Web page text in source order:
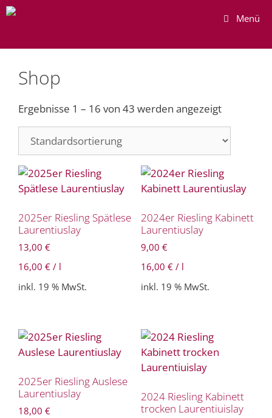
Zum
Menü
Shop
Ergebnisse 1 – 16 von 43 werden angezeigt
2025er Riesling Spätlese
Laurentiuslay
13,00 €
16,00 € / l
inkl. 19 % MwSt.
2024er Riesling Kabinett
Laurentiuslay
9,00 €
16,00 €/ l
inkl. 19 % MwSt.
2025er Riesling Auslese
Laurentiuslay
18,00 €
2024 Riesling Kabinett
trocken Laurentiuislay